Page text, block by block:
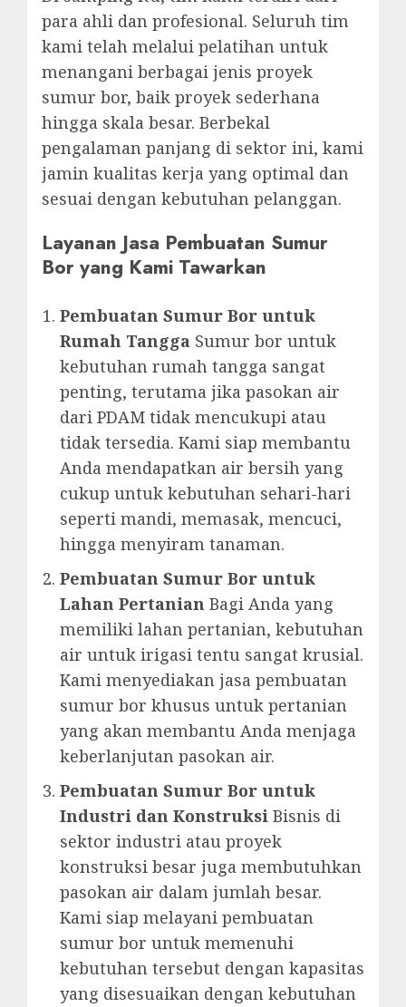
para ahli dan profesional. Seluruh tim
kami telah melalui pelatihan untuk
menangani berbagai jenis proyek
sumur bor, baik proyek sederhana
hingga skala besar. Berbekal
pengalaman panjang di sektor ini, kami
jamin kualitas kerja yang optimal dan
sesuai dengan kebutuhan pelanggan.
Layanan Jasa Pembuatan Sumur
Bor yang Kami Tawarkan
Pembuatan Sumur Bor untuk
Rumah Tangga Sumur bor untuk
kebutuhan rumah tangga sangat
penting, terutama jika pasokan air
dari PDAM tidak mencukupi atau
tidak tersedia. Kami siap membantu
Anda mendapatkan air bersih yang
cukup untuk kebutuhan sehari-hari
seperti mandi, memasak, mencuci,
hingga menyiram tanaman.
Pembuatan Sumur Bor untuk
Lahan Pertanian Bagi Anda yang
memiliki lahan pertanian, kebutuhan
air untuk irigasi tentu sangat krusial.
Kami menyediakan jasa pembuatan
sumur bor khusus untuk pertanian
yang akan membantu Anda menjaga
keberlanjutan pasokan air.
Pembuatan Sumur Bor untuk
Industri dan Konstruksi Bisnis di
sektor industri atau proyek
konstruksi besar juga membutuhkan
pasokan air dalam jumlah besar.
Kami siap melayani pembuatan
sumur bor untuk memenuhi
kebutuhan tersebut dengan kapasitas
yang disesuaikan dengan kebutuhan